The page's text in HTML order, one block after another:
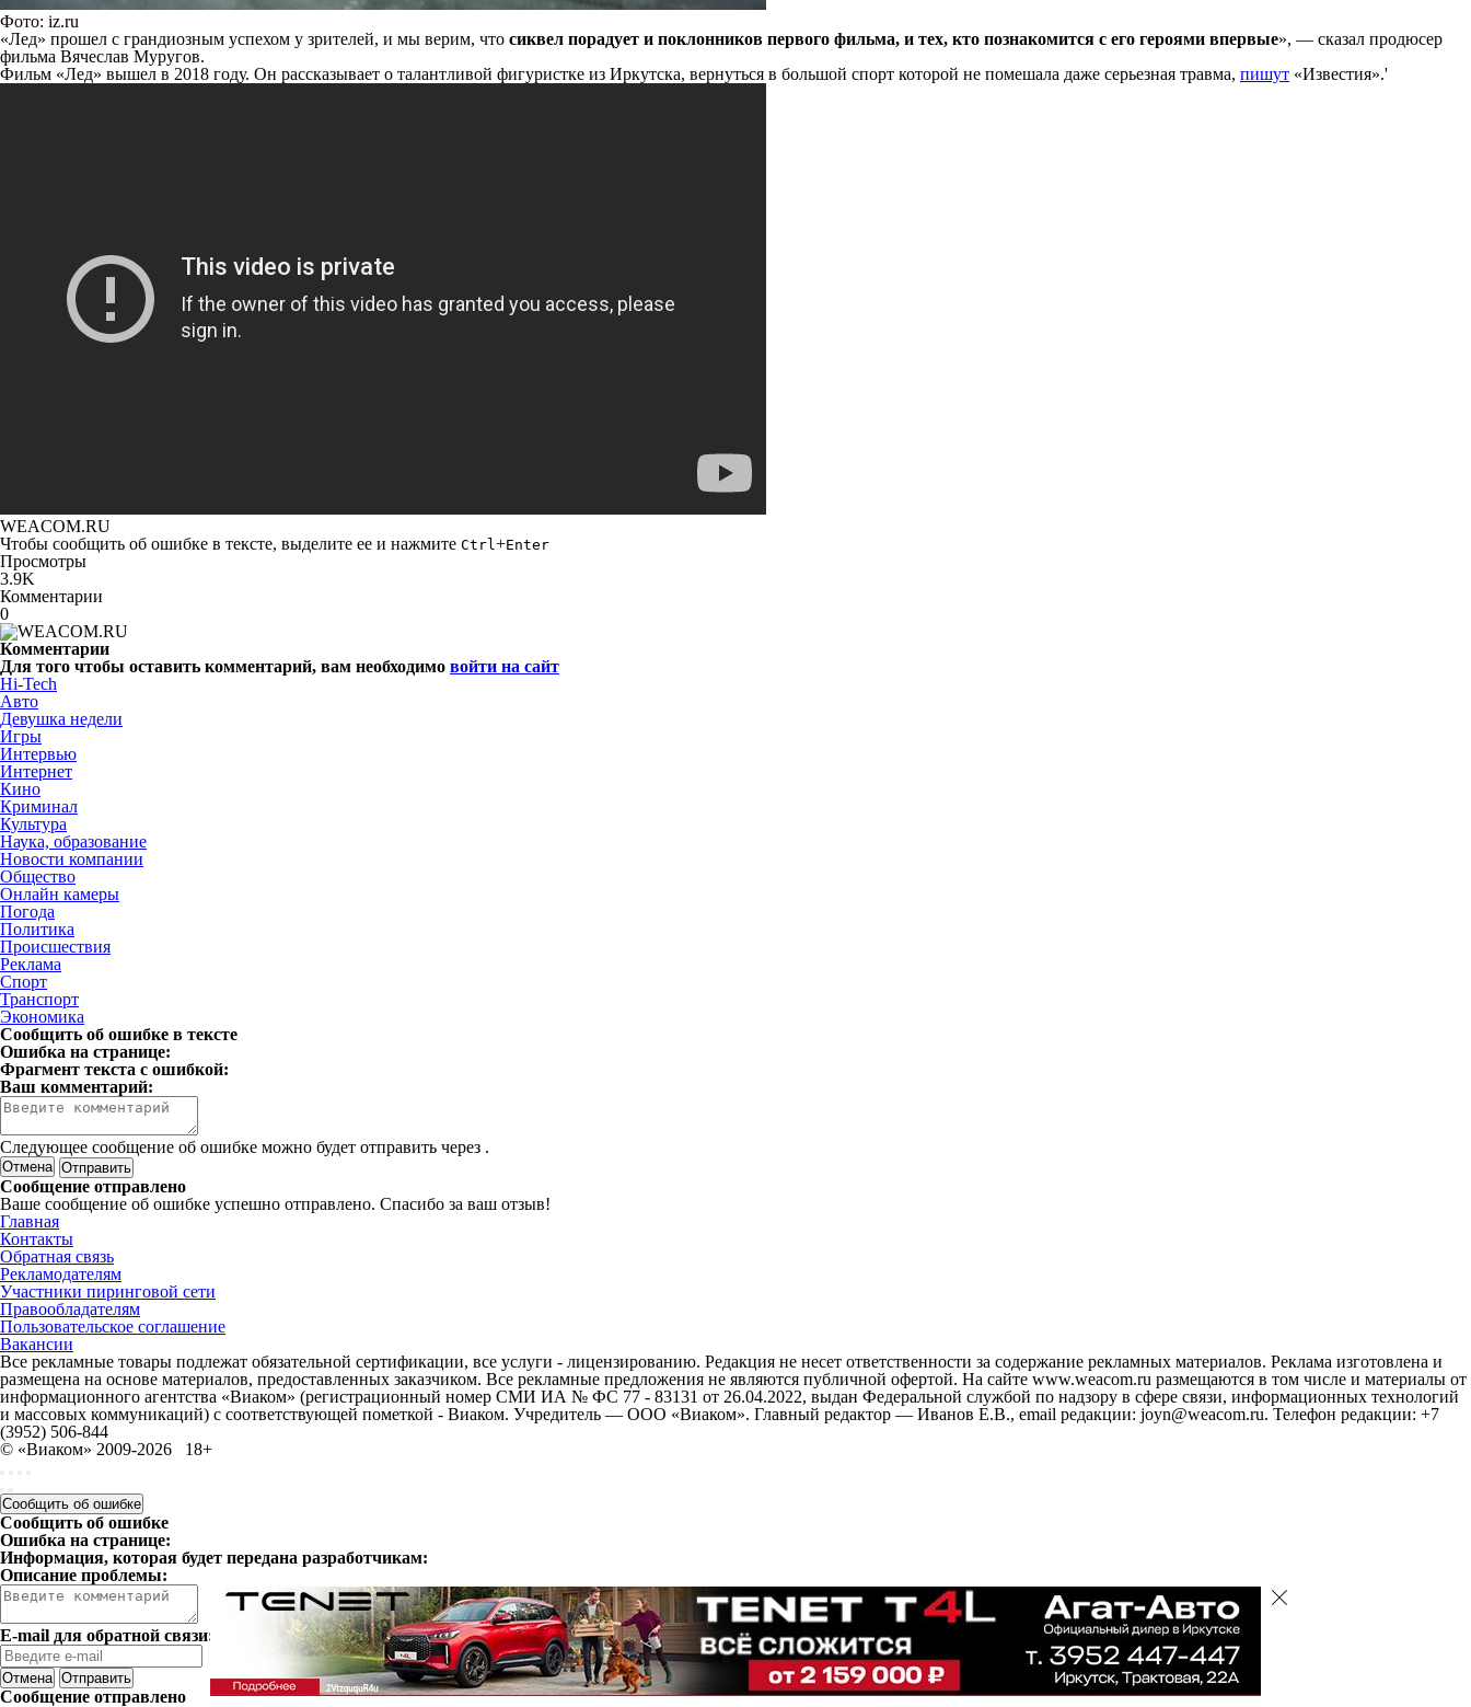
Фото: iz.ru
«Лед» прошел с грандиозным успехом у зрителей, и мы верим, что сиквел порадует и поклонников первого фильма, и тех, кто познакомится с его героями впервые», — сказал продюсер
фильма Вячеслав Муругов.
Фильм «Лед» вышел в 2018 году. Он рассказывает о талантливой фигуристке из Иркутска, вернуться в большой спорт которой не помешала даже серьезная травма, пишут «Известия».'
WEACOM.RU
Чтобы сообщить об ошибке в тексте, выделите ее и нажмите Ctrl+Enter
Просмотры
3.9K
Комментарии
0
Комментарии
Для того чтобы оставить комментарий, вам необходимо войти на сайт
Hi-Tech
Авто
Девушка недели
Игры
Интервью
Интернет
Кино
Криминал
Культура
Наука, образование
Новости компании
Общество
Онлайн камеры
Погода
Политика
Происшествия
Реклама
Спорт
Транспорт
Экономика
Сообщить об ошибке в тексте
Ошибка на странице:
Фрагмент текста с ошибкой:
Ваш комментарий:
Следующее сообщение об ошибке можно будет отправить через .
Отмена
Сообщение отправлено
Ваше сообщение об ошибке успешно отправлено. Спасибо за ваш отзыв!
Главная
Контакты
Обратная связь
Рекламодателям
Участники пиринговой сети
Правообладателям
Пользовательское соглашение
Вакансии
Все рекламные товары подлежат обязательной сертификации, все услуги - лицензированию. Редакция не несет ответственности за содержание рекламных материалов. Реклама изготовлена и
размещена на основе материалов, предоставленных заказчиком. Все рекламные предложения не являются публичной офертой. На сайте www.weacom.ru размещаются в том числе и материалы от
информационного агентства «Виаком» (регистрационный номер СМИ ИА № ФС 77 - 83131 от 26.04.2022, выдан Федеральной службой по надзору в сфере связи, информационных технологий
и массовых коммуникаций) с соответствующей пометкой - Виаком. Учредитель — ООО «Виаком». Главный редактор — Иванов Е.В., email редакции: joyn@weacom.ru. Телефон редакции: +7
(3952) 506-844
© «Виаком» 2009-2026 18+
Сообщить об ошибке
Сообщить об ошибке
Ошибка на странице:
Информация, которая будет передана разработчикам:
Описание проблемы:
E-mail для обратной связи:
Отмена Отправить
Сообщение отправлено